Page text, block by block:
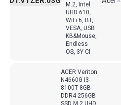
M.2, Intel
UHD 610,
WiFi 6, BT,
VESA, USB
KB&Mouse,
Endless
OS, 3Y CI
ACER Veriton
N4660G i3-
8100T 8GB
DDR4 256GB
SSD M.2 UHD